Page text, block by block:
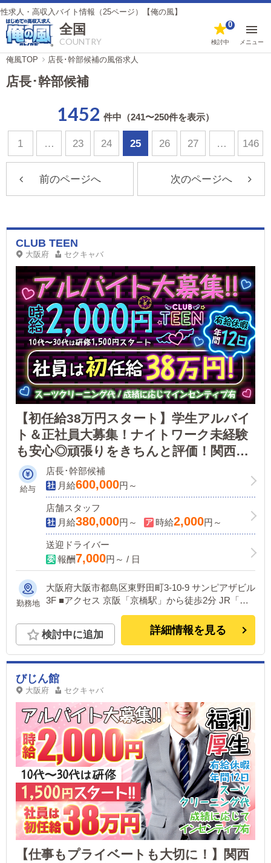
イト情報（25ページ）【俺の風】
全国
COUNTRY 検討中
0
メニュー
俺風TOP 店長･幹部候補の風俗求人
店長･幹部候補
1452 件中（241〜250件を表示）
1 … 23 24 25 26 27 … 146
前のページへ 次のページへ
CLUB TEEN
大阪府 セクキャバ
【初任給38万円スタート】学生アルバイ
ト＆正社員大募集！ナイトワーク未経験
も安心◎頑張りをきちんと評価！関西エ
リア最大手グループで法令遵守を徹底。
キャストさんもスタッフさんも安心でき
る職場環境をお約束！
給与
店長･幹部候補
月給600,000円～
店舗スタッフ
月給380,000円～ 時給2,000円～
送迎ドライバー
報酬7,000円～ / 日
勤務地
大阪府大阪市都島区東野田町3-10-9 サンピアザビル
3F ■アクセス 京阪「京橋駅」から徒歩2分 JR「京
橋駅」から徒歩2分 地下鉄「京橋駅」から徒歩3分
検討中に追加 詳細情報を見る
びじん館
大阪府 セクキャバ
【仕事もプライベートも大切に！】関西